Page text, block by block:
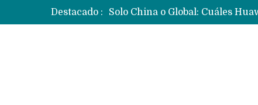
Destacado :